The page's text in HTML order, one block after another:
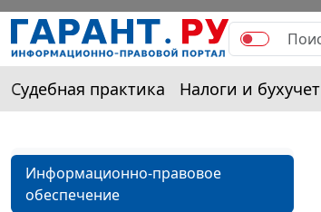
Судебная практика Налоги и бухучет
Информационно-правовое
обеспечение